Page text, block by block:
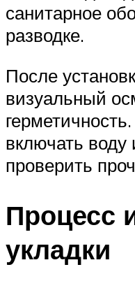
санитарное
разводке.
После
визуальный
включать
проверить
Процесс
укладки